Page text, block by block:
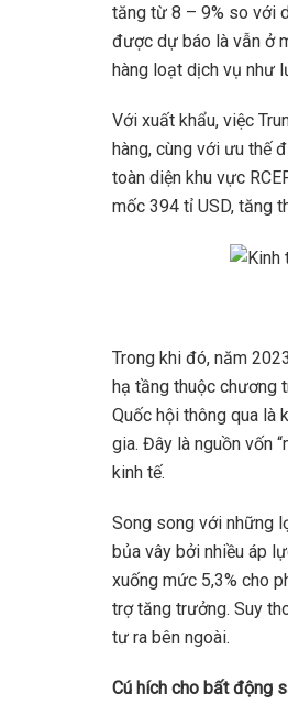
tăng từ 8 – 9% so với
được dự báo là vẫn ở
hàng loạt dịch vụ như
Với xuất khẩu, việc
hàng, cùng với ưu thế
toàn diện khu vực
mốc 394 tỉ USD, tăng
Trong khi đó, năm
hạ tầng thuộc chương
Quốc hội thông qua là
gia. Đây là nguồn vốn
kinh tế.
Song song với những
bủa vây bởi nhiều áp
xuống mức 5,3% cho
trợ tăng trưởng. Suy
tư ra bên ngoài.
Cú hích cho bất động